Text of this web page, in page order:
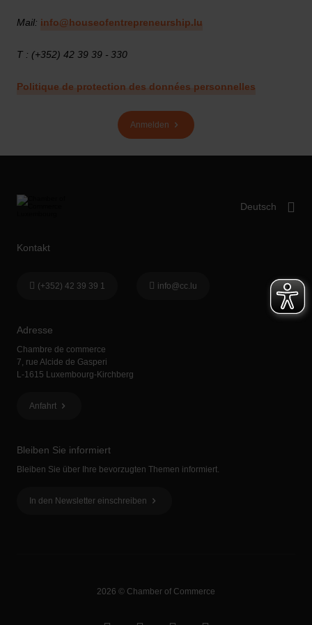
Mail: info@houseofentrepreneurship.lu
T : (+352) 42 39 39 - 330
Politique de protection des données personnelles
Anmelden
Bleiben Sie informiert
Bleiben Sie über Ihre bevorzugten Themen informiert.
In den Newsletter einschreiben
Adresse
Chambre de commerce
7, rue Alcide de Gasperi
L-1615 Luxembourg-Kirchberg
Anfahrt
Kontakt
(+352) 42 39 39 1 info@cc.lu
2026 © Chamber of Commerce